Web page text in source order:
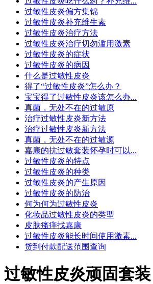
过敏性皮炎偏方集锦
过敏性皮炎补充维生素
过敏性皮炎治疗方法
过敏性皮炎治疗切勿滥用激素
过敏性皮炎的症状
过敏性皮炎的病因
什么是过敏性皮炎
得了“过敏性皮炎”怎么办？
宝宝得了过敏性皮炎该怎么办...
真菌，无处不在的过敏原
治疗过敏性皮炎新方法
治疗过敏性皮炎新方法
真菌，无处不在的过敏源
嘉康的抗过敏套装怀孕时可以...
过敏性皮炎的特点
过敏性皮炎的种类
过敏性皮炎的产生原因
过敏性皮炎的防治
何为何为过敏性皮炎
化妆品过敏性皮炎的类型
皮肤瘙痒找嘉康
过敏性皮炎能长时间使用激素...
货到付款配送范围查询
过敏性皮炎顽固套装